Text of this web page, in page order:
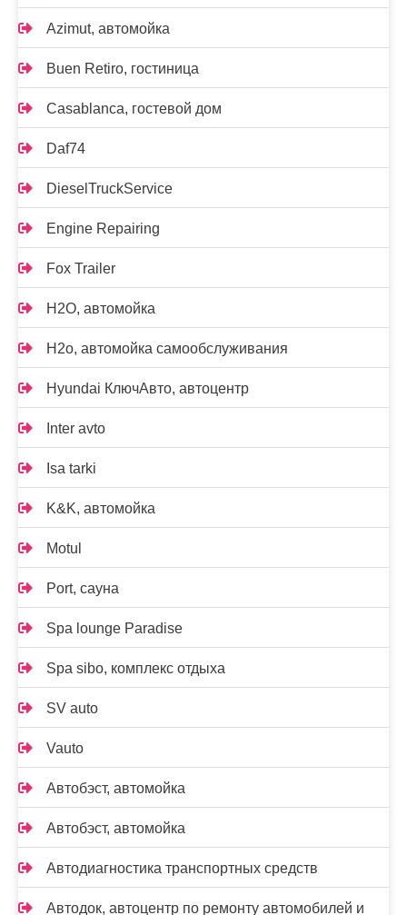
Azimut, автомойка
Buen Retiro, гостиница
Casablanca, гостевой дом
Daf74
DieselTruckService
Engine Repairing
Fox Trailer
H2O, автомойка
H2o, автомойка самообслуживания
Hyundai КлючАвто, автоцентр
Inter avto
Isa tarki
K&K, автомойка
Motul
Port, сауна
Spa lounge Paradise
Spa sibo, комплекс отдыха
SV auto
Vauto
Автобэст, автомойка
Автобэст, автомойка
Автодиагностика транспортных средств
Автодок, автоцентр по ремонту автомобилей и